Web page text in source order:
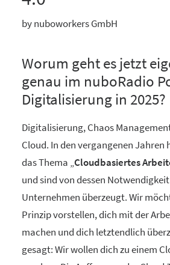
by nuboworkers GmbH
Worum geht es jetzt
genau im nuboRadio
Digitalisierung in 2025?
Digitalisierung, Chaos
Cloud. In den vergangenen Jahren
das Thema „Cloudbasiertes
und sind von dessen
Unternehmen überzeugt. Wir
Prinzip vorstellen, dich mit der
machen und dich letztendlich
gesagt: Wir wollen dich zu einem